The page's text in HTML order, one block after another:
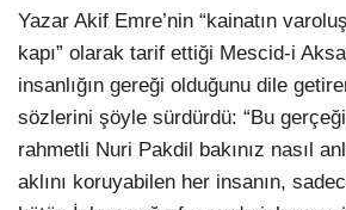
Yazar Akif Emre’nin “kainatın
kapı” olarak tarif ettiği Mescid-i
insanlığın gereği olduğunu dile
sözlerini şöyle sürdürdü: “Bu
rahmetli Nuri Pakdil bakınız nasıl
aklını koruyabilen her insanın,